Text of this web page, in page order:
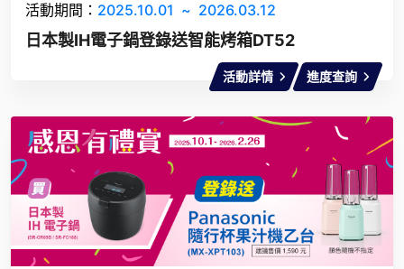
活動期間： 2025.10.01 ~ 2026.03.12
日本製IH電子鍋登錄送智能烤箱DT52
活動詳情 進度查詢